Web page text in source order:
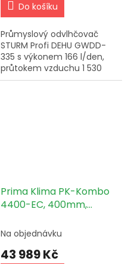
Do košíku
Průmyslový odvlhčovač
STURM Profi DEHU GWDD-
335 s výkonem 166 l/den,
průtokem vzduchu 1 530
m³/h, příkonem 1 565 W a
Prima Klima PK-Kombo
4400-EC, 400mm,
Na objednávku
43 989 Kč